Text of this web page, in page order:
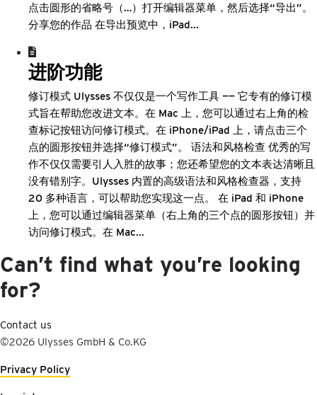
点击圆形的省略号（…）打开编辑器菜单，然后选择“导出”。
分享您的作品 在导出预览中，iPad...
进阶功能
修订模式 Ulysses 不仅仅是一个写作工具 —— 它专有的修订模
式旨在帮助您改进文本。在 Mac 上，您可以通过右上角的检
查标记按钮访问修订模式。在 iPhone/iPad 上，请点击三个
点的圆形按钮并选择“修订模式”。 语法和风格检查 优秀的写
作不仅仅需要引人入胜的故事；您还希望您的文本表达清晰且
没有错别字。Ulysses 内置的高级语法和风格检查器，支持
20 多种语言，可以帮助您实现这一点。 在 iPad 和 iPhone
上，您可以通过编辑器菜单（右上角的三个点的圆形按钮）并
访问修订模式。在 Mac...
Can’t find what you’re looking
for?
Contact us
©2026 Ulysses GmbH & Co.KG
Privacy Policy